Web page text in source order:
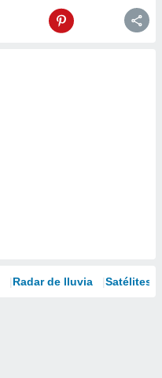
Radar de lluvia Satélites